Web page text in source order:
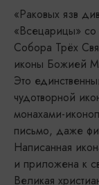
«Раковых язв
«Всецарицы» со
Собора Трёх
иконы Божией
Это
чудотворной
монахами-
письмо, даже
Написанная
и приложена к
Великая